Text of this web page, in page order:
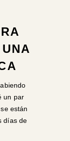
un par
están
días de